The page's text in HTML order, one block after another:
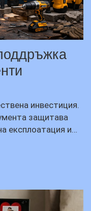
инвестиция.
защитава
експлоатация и…